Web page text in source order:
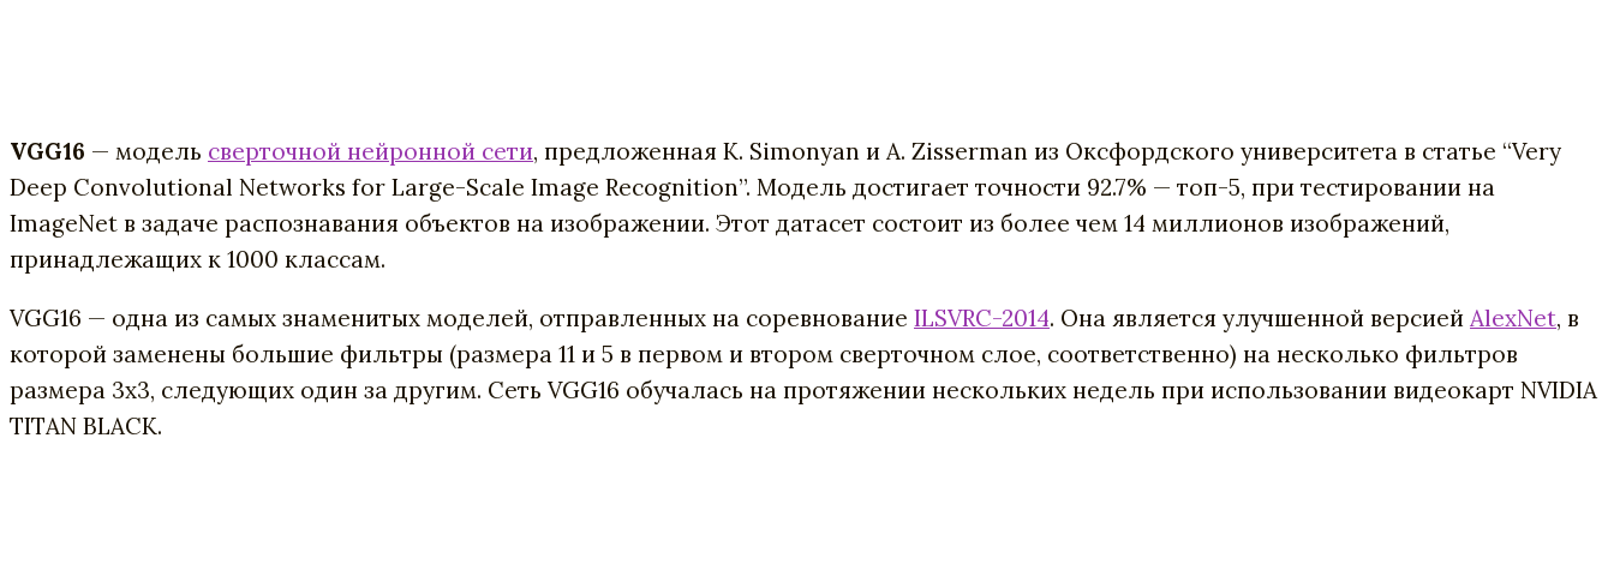
VGG16 — модель сверточной нейронной сети, предложенная K. Simonyan и A. Zisserman из Оксфордского университета в статье “Very
Deep Convolutional Networks for Large-Scale Image Recognition”. Модель достигает точности 92.7% — топ-5, при тестировании на
ImageNet в задаче распознавания объектов на изображении. Этот датасет состоит из более чем 14 миллионов изображений,
принадлежащих к 1000 классам.
VGG16 — одна из самых знаменитых моделей, отправленных на соревнование ILSVRC-2014. Она является улучшенной версией AlexNet, в
которой заменены большие фильтры (размера 11 и 5 в первом и втором сверточном слое, соответственно) на несколько фильтров
размера 3х3, следующих один за другим. Сеть VGG16 обучалась на протяжении нескольких недель при использовании видеокарт NVIDIA
TITAN BLACK.